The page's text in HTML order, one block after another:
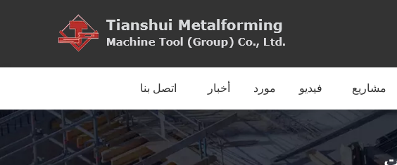
مشاريع فيديو مورد أخبار اتصل بنا